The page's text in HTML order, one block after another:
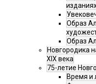
Образ
Образ
Новгородика
XIX века
75-летие
Время и